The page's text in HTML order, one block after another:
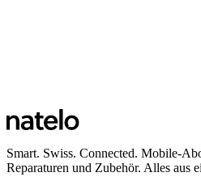
Smart. Swiss. Connected. Mobile-
Reparaturen und Zubehör. Alles aus